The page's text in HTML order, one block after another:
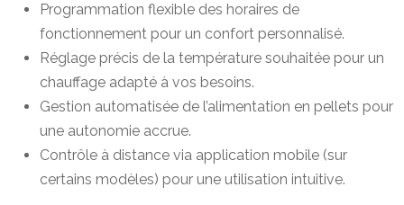
Programmation flexible des horaires de
fonctionnement pour un confort personnalisé.
Réglage précis de la température souhaitée pour un
chauffage adapté à vos besoins.
Gestion automatisée de l’alimentation en pellets pour
une autonomie accrue.
Contrôle à distance via application mobile (sur
certains modèles) pour une utilisation intuitive.